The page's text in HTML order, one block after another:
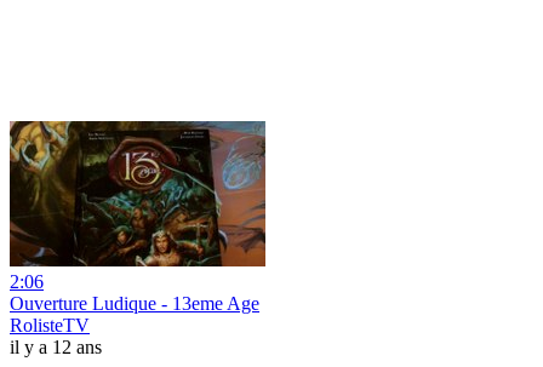
2:06
Ouverture Ludique - 13eme Age
RolisteTV
il y a 12 ans